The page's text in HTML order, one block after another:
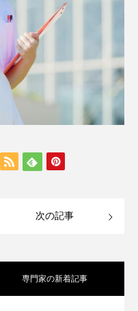
次の記事
専門家の新着記事